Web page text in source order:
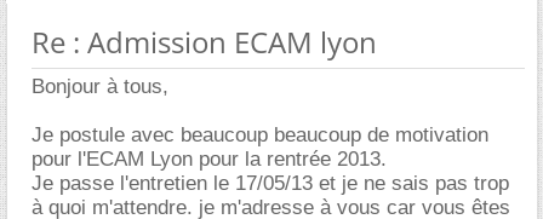
Re : Admission ECAM lyon
Bonjour à tous,
Je postule avec beaucoup beaucoup de motivation
pour l'ECAM Lyon pour la rentrée 2013.
Je passe l'entretien le 17/05/13 et je ne sais pas trop
à quoi m'attendre. je m'adresse à vous car vous êtes